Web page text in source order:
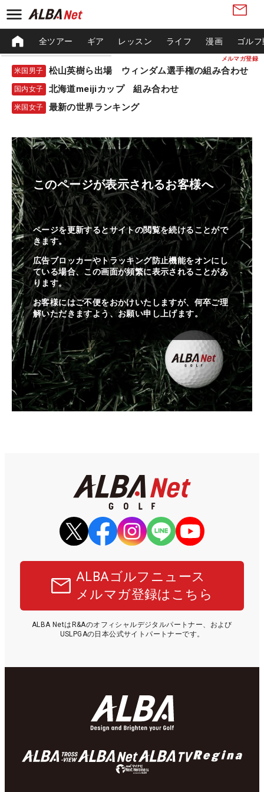
メルマガ登録
全ツアー ギア レッスン ライフ 漫画 ゴル
米国男子 松山英樹ら出場 ウィンダム選手権の組み合わせ
国内女子 北海道meijiカップ 組み合わせ
米国女子 最新の世界ランキング
このページが表示されるお客様へ
ページを更新するとサイトの閲覧を続けることがで
きます。
広告ブロッカーやトラッキング防止機能をオンにし
ている場合、この画面が頻繁に表示されることがあ
ります。
お客様にはご不便をおかけいたしますが、何卒ご理
解いただきますよう、お願い申し上げます。
ALBAゴルフニュース
メルマガ登録はこちら
ALBA NetはR&Aのオフィシャルデジタルパートナー、および
USLPGAの日本公式サイトパートナーです。